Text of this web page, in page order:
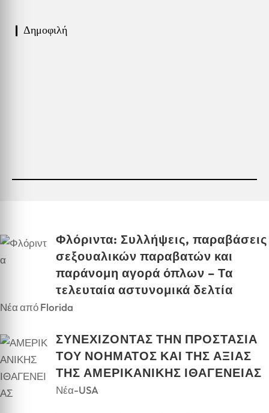
❙ Δημοφιλή
Φλόριντα: Συλλήψεις, παραβάσεις
σεξουαλικών παραβατών και
παράνομη αγορά όπλων – Τα
τελευταία αστυνομικά δελτία
Νέα από Florida
ΣΥΝΕΧΙΖΟΝΤΑΣ ΤΗΝ ΠΡΟΣΤΑΣΙΑ
ΤΟΥ ΝΟΗΜΑΤΟΣ ΚΑΙ ΤΗΣ ΑΞΙΑΣ
ΤΗΣ ΑΜΕΡΙΚΑΝΙΚΗΣ ΙΘΑΓΕΝΕΙΑΣ
Νέα-USA